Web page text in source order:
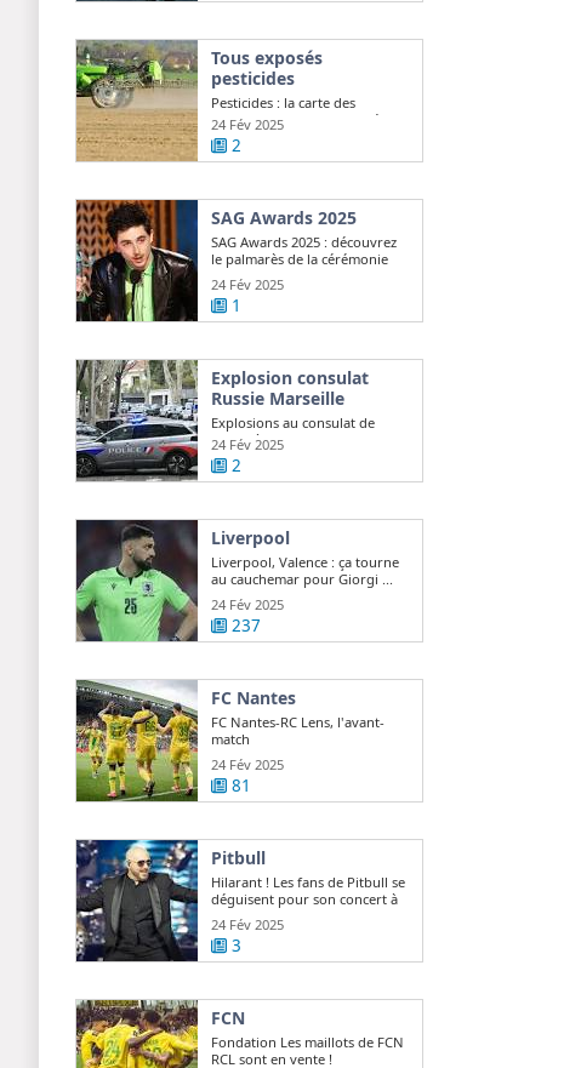
Tous exposés
pesticides
Pesticides : la carte des
communes les plus exposées
24 Fév 2025
2
SAG Awards 2025
SAG Awards 2025 : découvrez
le palmarès de la cérémonie
24 Fév 2025
1
Explosion consulat
Russie Marseille
Explosions au consulat de
Russie à Marseille, Moscou
demande ...
24 Fév 2025
2
Liverpool
Liverpool, Valence : ça tourne
au cauchemar pour Giorgi ...
24 Fév 2025
237
FC Nantes
FC Nantes-RC Lens, l'avant-
match
24 Fév 2025
81
Pitbull
Hilarant ! Les fans de Pitbull se
déguisent pour son concert à
Paris
24 Fév 2025
3
FCN
Fondation Les maillots de FCN
RCL sont en vente !